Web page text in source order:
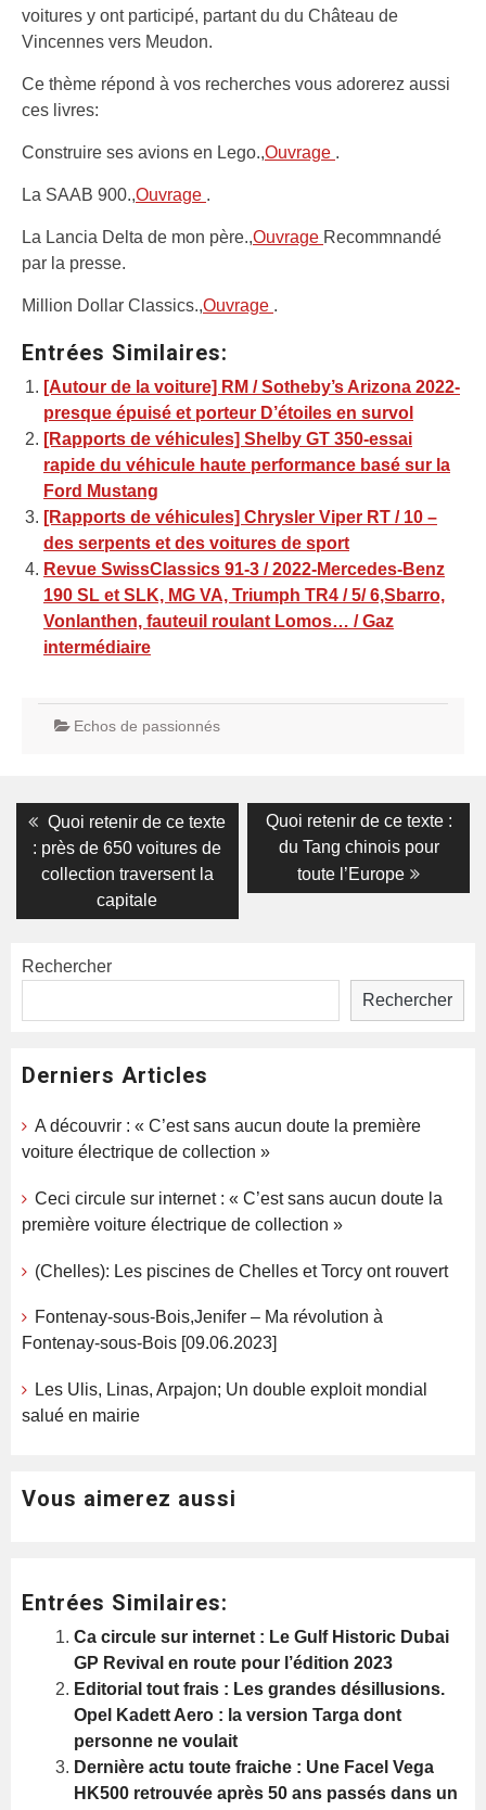
voitures y ont participé, partant du du Château de
Vincennes vers Meudon.
Ce thème répond à vos recherches vous adorerez aussi
ces livres:
Construire ses avions en Lego.,Ouvrage .
La SAAB 900.,Ouvrage .
La Lancia Delta de mon père.,Ouvrage Recommnandé
par la presse.
Million Dollar Classics.,Ouvrage .
Entrées Similaires:
[Autour de la voiture] RM / Sotheby’s Arizona 2022-
presque épuisé et porteur D’étoiles en survol
[Rapports de véhicules] Shelby GT 350-essai
rapide du véhicule haute performance basé sur la
Ford Mustang
[Rapports de véhicules] Chrysler Viper RT / 10 –
des serpents et des voitures de sport
Revue SwissClassics 91-3 / 2022-Mercedes-Benz
190 SL et SLK, MG VA, Triumph TR4 / 5/ 6,Sbarro,
Vonlanthen, fauteuil roulant Lomos… / Gaz
intermédiaire
Echos de passionnés
Navigation
de
l’article
Previous
post:
Quoi retenir de ce texte
: près de 650 voitures de
collection traversent la
capitale
Next
post:
Quoi retenir de ce texte :
du Tang chinois pour
toute l’Europe
Rechercher
Rechercher
Derniers Articles
A découvrir : « C’est sans aucun doute la première
voiture électrique de collection »
Ceci circule sur internet : « C’est sans aucun doute la
première voiture électrique de collection »
(Chelles): Les piscines de Chelles et Torcy ont rouvert
Fontenay-sous-Bois,Jenifer – Ma révolution à
Fontenay-sous-Bois [09.06.2023]
Les Ulis, Linas, Arpajon; Un double exploit mondial
salué en mairie
Vous aimerez aussi
Entrées Similaires:
Ca circule sur internet : Le Gulf Historic Dubai
GP Revival en route pour l’édition 2023
Editorial tout frais : Les grandes désillusions.
Opel Kadett Aero : la version Targa dont
personne ne voulait
Dernière actu toute fraiche : Une Facel Vega
HK500 retrouvée après 50 ans passés dans un